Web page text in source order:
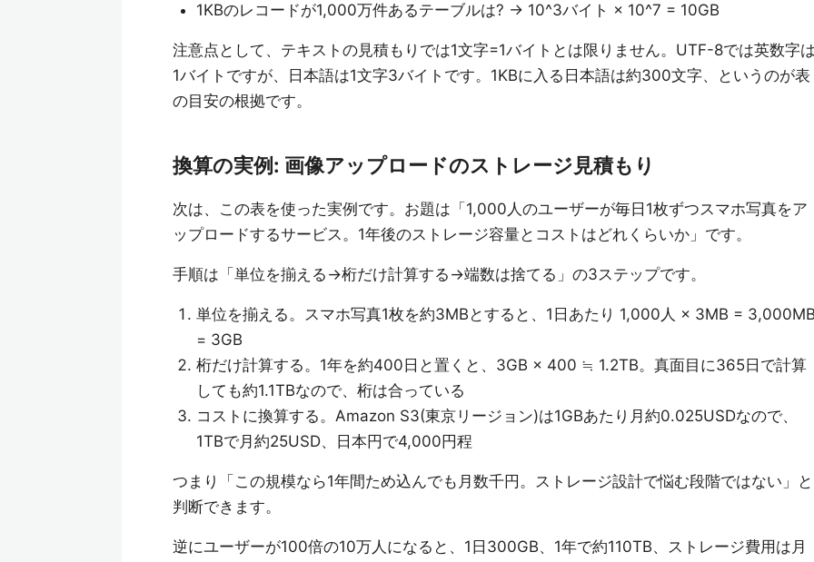
1KBのレコードが1,000万件あるテーブルは? → 10^3バイト × 10^7 = 10GB
注意点として、テキストの見積もりでは1文字=1バイトとは限りません。UTF-8では英数字
1バイトですが、日本語は1文字3バイトです。1KBに入る日本語は約300文字、というのが表
の目安の根拠です。
換算の実例: 画像アップロードのストレージ見積もり
次は、この表を使った実例です。お題は「1,000人のユーザーが毎日1枚ずつスマホ写真をア
ップロードするサービス。1年後のストレージ容量とコストはどれくらいか」です。
手順は「単位を揃える→桁だけ計算する→端数は捨てる」の3ステップです。
単位を揃える。スマホ写真1枚を約3MBとすると、1日あたり 1,000人 × 3MB =
= 3GB
桁だけ計算する。1年を約400日と置くと、3GB × 400 ≒ 1.2TB。真面目に365日で計算
しても約1.1TBなので、桁は合っている
コストに換算する。Amazon S3(東京リージョン)は1GBあたり月約0.025USDなので、
1TBで月約25USD、日本円で4,000円程
つまり「この規模なら1年間ため込んでも月数千円。ストレージ設計で悩む段階ではない」と
判断できます。
逆にユーザーが100倍の10万人になると、1日300GB、1年で約110TB、ストレージ費用は月